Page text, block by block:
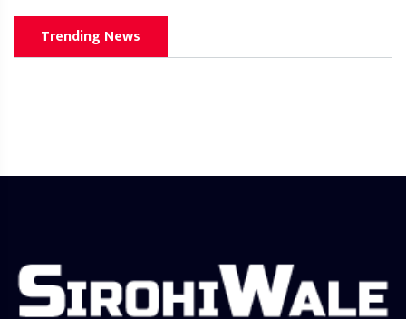
Trending News